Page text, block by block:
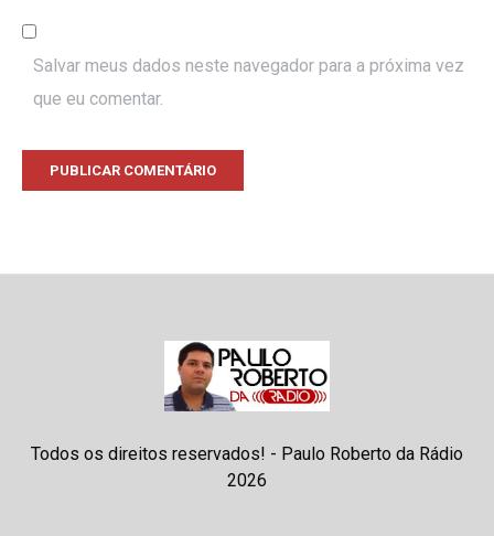
Salvar meus dados neste navegador para a próxima vez
que eu comentar.
Todos os direitos reservados! - Paulo Roberto da Rádio
2026